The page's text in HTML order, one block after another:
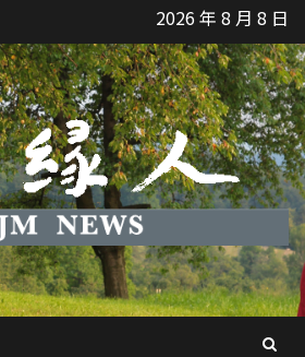
2026 年 8 月 8 日